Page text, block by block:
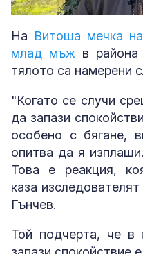
Unmute
На Витоша мечка
млад мъжв района
тялото са намерени
"Когато се случи
да запази
особено с бягане,
опитва да я
Това е реакция,
каза
Гънчев.
Той подчерта, че в